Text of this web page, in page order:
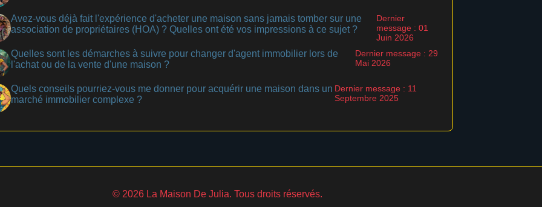
Avez-vous déjà fait l'expérience d'acheter une maison sans jamais tomber sur une
association de propriétaires (HOA) ? Quelles ont été vos impressions à ce sujet ?
Dernier
message : 01
Juin 2026
Quelles sont les démarches à suivre pour changer d'agent immobilier lors de
l'achat ou de la vente d'une maison ?
Dernier message : 29
Mai 2026
Quels conseils pourriez-vous me donner pour acquérir une maison dans un
marché immobilier complexe ?
Dernier message : 11
Septembre 2025
© 2026 La Maison De Julia. Tous droits réservés.